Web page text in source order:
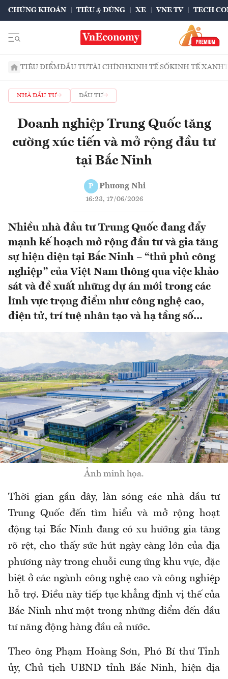
CHỨNG KHOÁN TIÊU & DÙNG XE VNE TV TECH
TIÊU ĐIỂMĐẦU TƯTÀI CHÍNHKINH TẾ SỐKINH TẾ XANH
NHÀ ĐẦU TƯ ĐẦU TƯ
Doanh nghiệp Trung Quốc tăng
cường xúc tiến và mở rộng đầu tư
tại Bắc Ninh
P Phương Nhi
16:23, 17/06/2026
Nhiều nhà đầu tư Trung Quốc đang đẩy
mạnh kế hoạch mở rộng đầu tư và gia tăng
sự hiện diện tại Bắc Ninh – “thủ phủ công
nghiệp” của Việt Nam thông qua việc khảo
sát và đề xuất những dự án mới trong các
lĩnh vực trọng điểm như công nghệ cao,
điện tử, trí tuệ nhân tạo và hạ tầng số...
Ảnh minh họa.
Thời gian gần đây, làn sóng các nhà đầu tư
Trung Quốc đến tìm hiểu và mở rộng hoạt
động tại Bắc Ninh đang có xu hướng gia tăng
rõ rệt, cho thấy sức hút ngày càng lớn của địa
phương này trong chuỗi cung ứng khu vực, đặc
biệt ở các ngành công nghệ cao và công nghiệp
hỗ trợ. Điều này tiếp tục khẳng định vị thế của
Bắc Ninh như một trong những điểm đến đầu
tư năng động hàng đầu cả nước.
Theo ông Phạm Hoàng Sơn, Phó Bí thư Tỉnh
ủy, Chủ tịch UBND tỉnh Bắc Ninh, hiện địa